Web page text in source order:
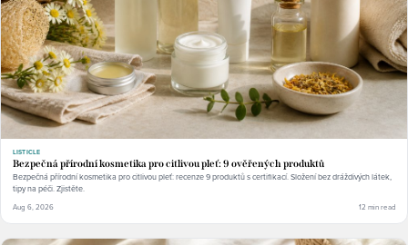
LISTICLE
Bezpečná přírodní kosmetika pro citlivou pleť: 9 ověřených produktů
Bezpečná přírodní kosmetika pro citlivou pleť: recenze 9 produktů s certifikací. Složení bez dráždivých látek,
tipy na péči. Zjistěte.
Aug 6, 2026 12 min read